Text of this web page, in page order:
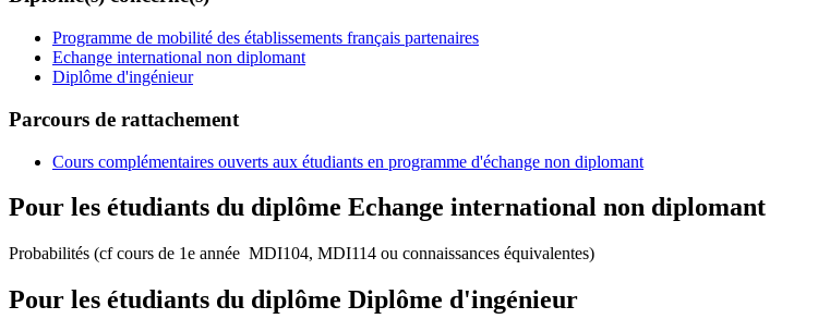
Programme de mobilité des établissements français partenaires
Echange international non diplomant
Diplôme d'ingénieur
Parcours de rattachement
Cours complémentaires ouverts aux étudiants en programme d'échange non diplomant
Pour les étudiants du diplôme Echange international non diplomant
Probabilités (cf cours de 1e année MDI104, MDI114 ou connaissances équivalentes)
Pour les étudiants du diplôme Diplôme d'ingénieur